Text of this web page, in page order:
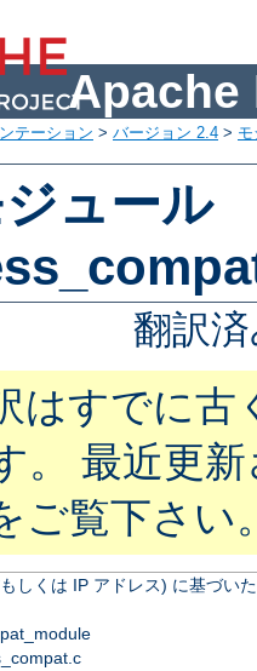
Apache
テーション > バージョン 2.4 >
ュール
翻訳
はすでに古
。 最近更
ご覧下さい
しくは IP アドレス) に基づい